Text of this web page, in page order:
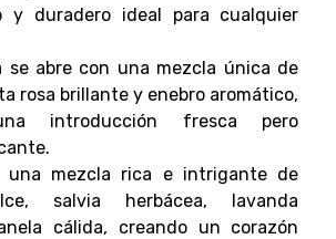
y duradero ideal para cualquier
se abre con una mezcla única de
rosa brillante y enebro aromático,
introducción fresca pero
una mezcla rica e intrigante de
salvia herbácea, lavanda
cálida, creando un corazón